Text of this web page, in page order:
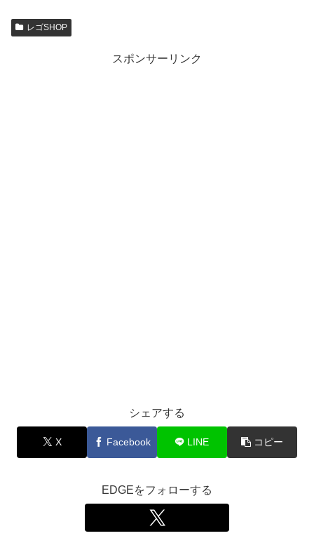
レゴSHOP
スポンサーリンク
シェアする
X Facebook LINE コピー
EDGEをフォローする